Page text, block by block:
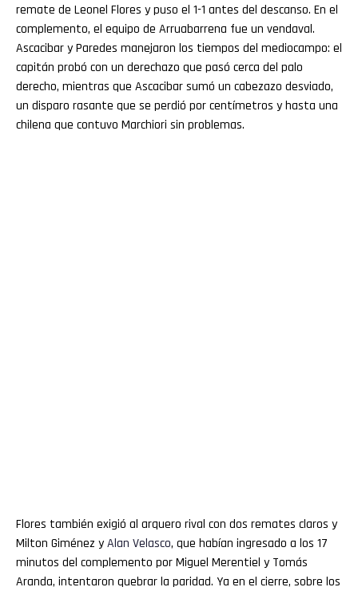
remate de Leonel Flores y puso el 1-1 antes del descanso. En el
complemento, el equipo de Arruabarrena fue un vendaval.
Ascacibar y Paredes manejaron los tiempos del mediocampo: el
capitán probó con un derechazo que pasó cerca del palo
derecho, mientras que Ascacibar sumó un cabezazo desviado,
un disparo rasante que se perdió por centímetros y hasta una
chilena que contuvo Marchiori sin problemas.
Flores también exigió al arquero rival con dos remates claros y
Milton Giménez yAlan Velasco, que habían ingresado a los 17
minutos del complemento por Miguel Merentiel y Tomás
Aranda, intentaron quebrar la paridad. Ya en el cierre, sobre los